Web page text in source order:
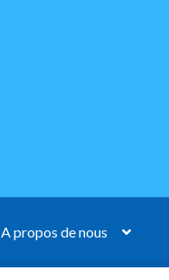
A propos de nous